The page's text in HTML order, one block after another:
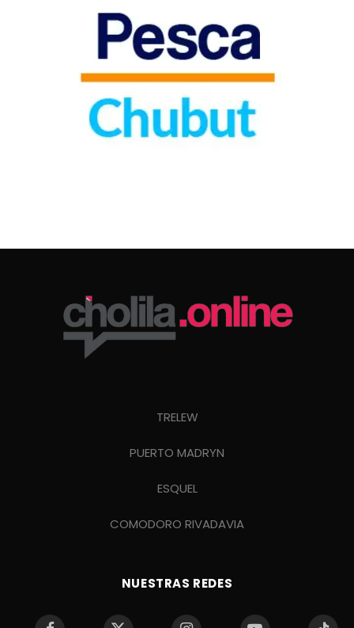
TRELEW
PUERTO MADRYN
ESQUEL
COMODORO RIVADAVIA
NUESTRAS REDES